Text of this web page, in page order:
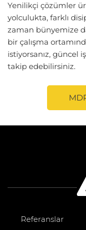
Yenilikçi çözümler
yolculukta, farklı
zaman bünyemize
bir çalışma
istiyorsanız, güncel
takip edebilirsiniz.
Referanslar